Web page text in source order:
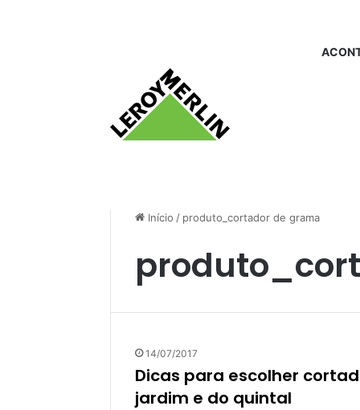
Início / produto_cortador de grama
14/07/2017
Dicas para escolher
jardim e do quintal